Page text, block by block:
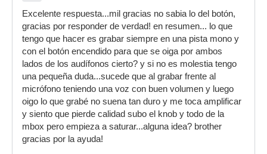
Excelente respuesta...mil gracias no sabia lo del botón,
gracias por responder de verdad! en resumen... lo que
tengo que hacer es grabar siempre en una pista mono y
con el botón encendido para que se oiga por ambos
lados de los audífonos cierto? y si no es molestia tengo
una pequeña duda...sucede que al grabar frente al
micrófono teniendo una voz con buen volumen y luego
oigo lo que grabé no suena tan duro y me toca amplificar
y siento que pierde calidad subo el knob y todo de la
mbox pero empieza a saturar...alguna idea? brother
gracias por la ayuda!